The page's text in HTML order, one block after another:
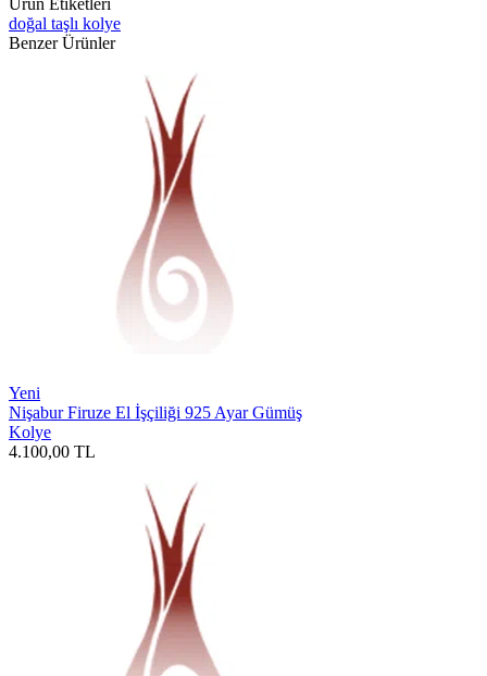
doğal taşlı kolye
Benzer Ürünler
Yeni
Nişabur Firuze El İşçiliği 925 Ayar Gümüş
Kolye
4.100,00 TL